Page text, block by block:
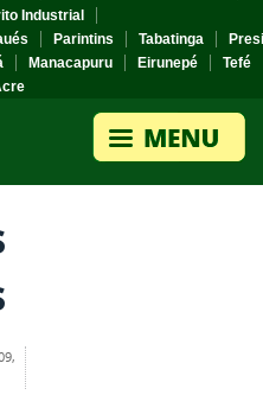
Industrial
Parintins Tabatinga
Manacapuru Eirunepé
Tefé